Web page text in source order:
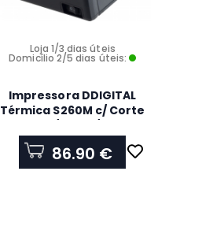
Loja 1/3 dias úteis
Domicílio 2/5 dias úteis:
Impressora DDIGITAL
Térmica S260M c/ Corte
86.90 €